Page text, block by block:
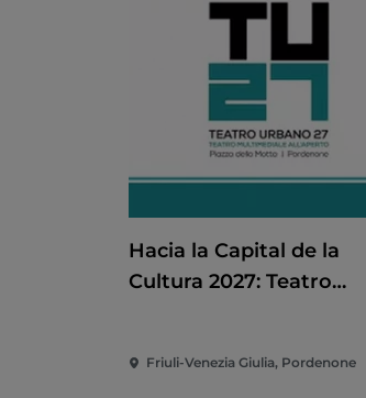
Hacia la Capital de la
Cultura 2027: Teatro
Friuli-Venezia Giulia, Pordenone